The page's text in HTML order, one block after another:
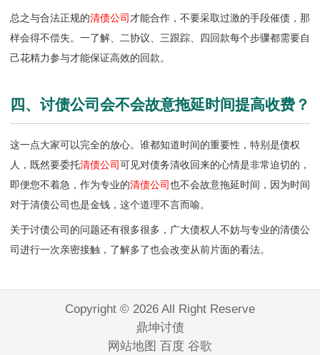
总之与合法正规的清债公司 才能合作，不要采取过激的手段催债，那
样会得不偿失。一了解、二协议、三跟踪、四回款每个步骤都需要自
己花精力参与才能保证高效的回款。
四、讨债公司会不会故意拖延时间提高收费？
这一点大家可以完全的放心。谁都知道时间的重要性，特别是债权
人，既然要委托清债公司可见对债务清收回来的心情是非常迫切的，
即便您不着急，作为专业的清债公司也不会故意拖延时间，因为时间
对于清债公司也是金钱，这个道理不言而喻。
关于讨债公司的问题还有很多很多，广大债权人不妨与专业的清债公
司进行一次亲密接触，了解多了也会改变从前片面的看法。
Copyright © 2026 All Right Reserve
鼎坤讨债
网站地图 百度 谷歌